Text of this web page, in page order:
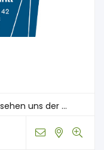
uns der ...